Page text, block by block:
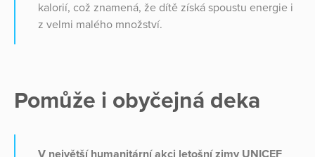
kalorií, což znamená, že dítě získá spoustu energie i
z velmi malého množství.
Pomůže i obyčejná deka